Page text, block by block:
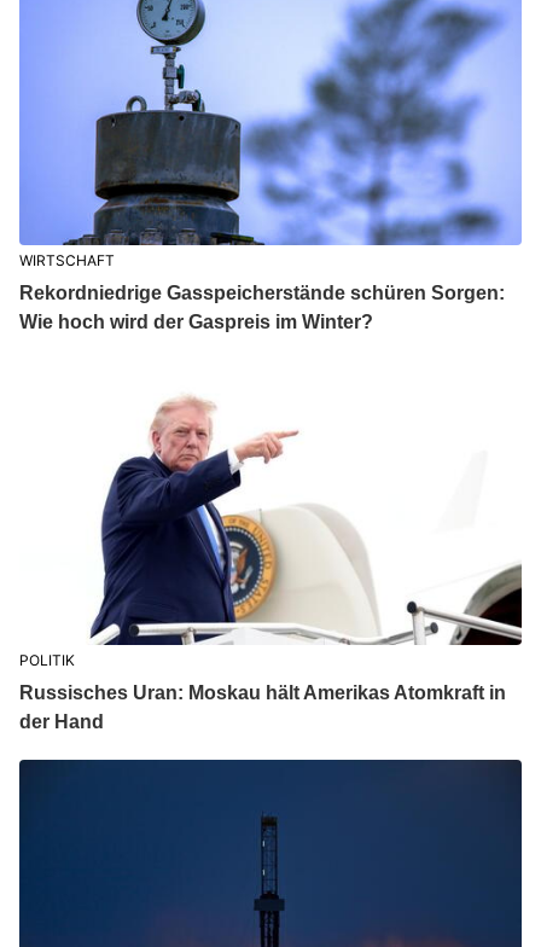
WIRTSCHAFT
Rekordniedrige Gasspeicherstände schüren Sorgen:
Wie hoch wird der Gaspreis im Winter?
POLITIK
Russisches Uran: Moskau hält Amerikas Atomkraft in
der Hand